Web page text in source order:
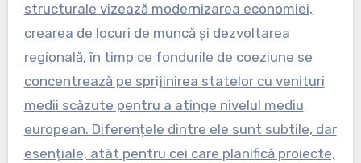
structurale vizează modernizarea economiei,
crearea de locuri de muncă și dezvoltarea
regională, în timp ce fondurile de coeziune se
concentrează pe sprijinirea statelor cu venituri
medii scăzute pentru a atinge nivelul mediu
european. Diferențele dintre ele sunt subtile, dar
esențiale, atât pentru cei care planifică proiecte,